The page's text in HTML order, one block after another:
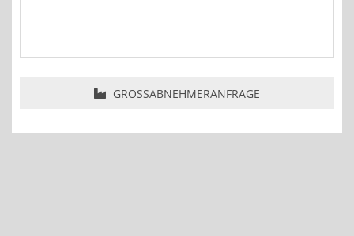
GROSSABNEHMERANFRAGE